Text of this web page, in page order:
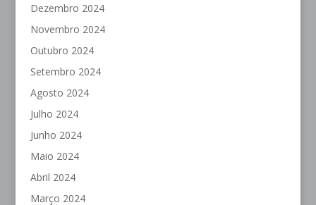
Dezembro 2024
Novembro 2024
Outubro 2024
Setembro 2024
Agosto 2024
Julho 2024
Junho 2024
Maio 2024
Abril 2024
Março 2024